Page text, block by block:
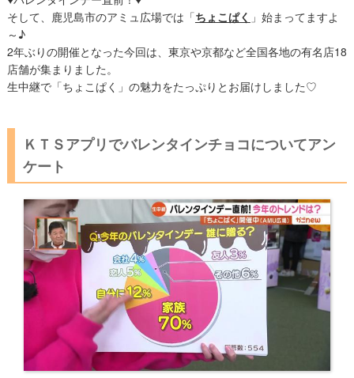
そして、​鹿児島市のアミュ広場では「ちょこぱく 」始まってますよ
～♪
2年ぶりの開催となった今回は、東京や京都など全国各地の有名店18
店舗が集まりました。
生中継で「ちょこぱく」の魅力をたっぷりとお届けしました♡
ＫＴＳアプリでバレンタインチョコについてアン
ケート